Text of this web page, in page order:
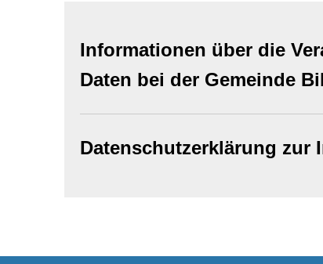
Informationen über die
Daten bei der Gemeinde
Datenschutzerklärung zur